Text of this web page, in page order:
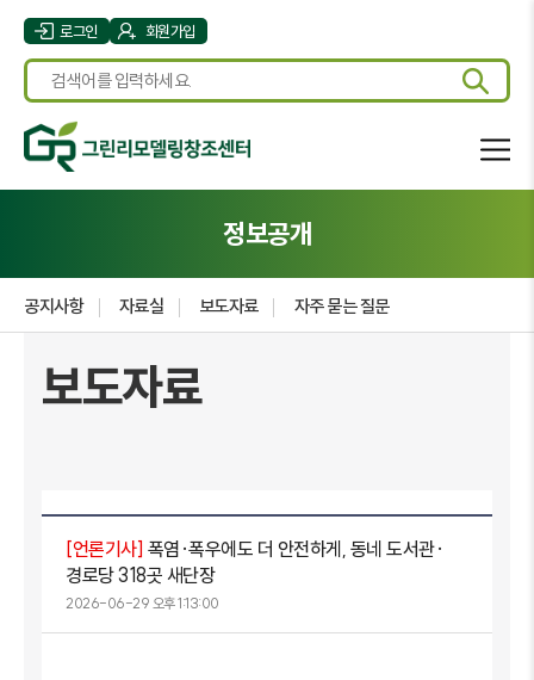
로그인 회원가입
정보공개
공지사항 자료실 보도자료 자주 묻는 질문
보도자료
[언론기사] 폭염·폭우에도 더 안전하게, 동네 도서관·
경로당 318곳 새단장
2026-06-29 오후 1:13:00